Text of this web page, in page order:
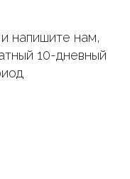
напишите нам,
10-дневный